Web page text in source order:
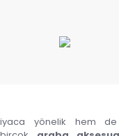
yönelik hem de